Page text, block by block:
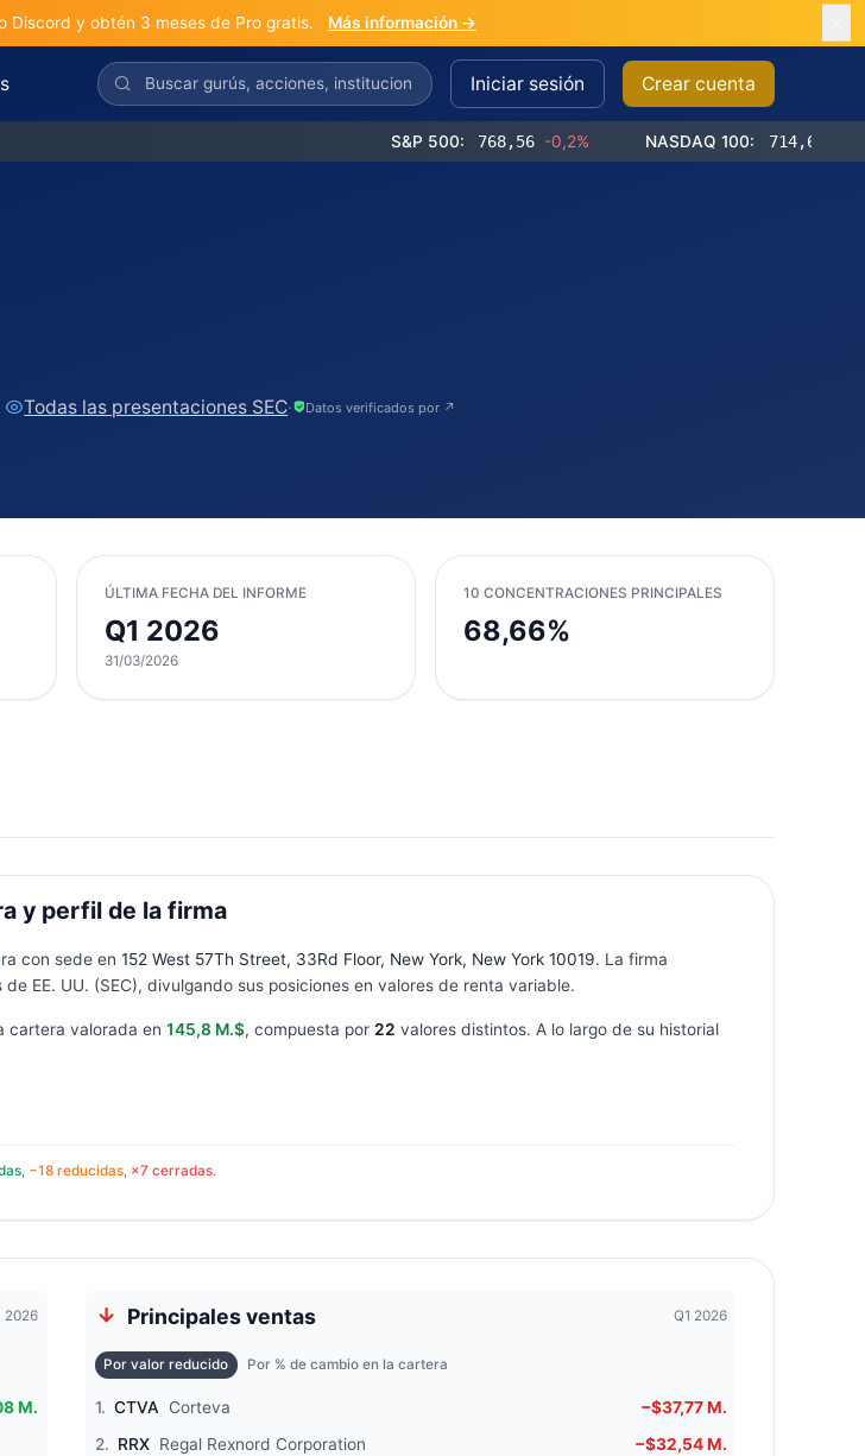
Discord y obtén 3 meses de Pro gratis. Más información →
Iniciar sesión Crear cuenta
S&P 500: 768,56 -0,2% NASDAQ 100: 714,65 -0,4%
Todas las presentaciones SEC· Datos verificados por ↗
ÚLTIMA FECHA DEL INFORME
Q1 2026
31/03/2026
10 CONCENTRACIONES PRINCIPALES
68,66%
y perfil de la firma
con sede en 152 West 57Th Street, 33Rd Floor, New York, New York 10019. La firma
EE. UU. (SEC), divulgando sus posiciones en valores de renta variable.
cartera valorada en 145,8 M.$, compuesta por 22 valores distintos. A lo largo de su historial
, −18 reducidas, ×7 cerradas.
2026
M.
Principales ventas Q1 2026
Por valor reducido Por % de cambio en la cartera
1. CTVA Corteva
−$37,77 M.
2. RRX Regal Rexnord Corporation
−$32,54 M.